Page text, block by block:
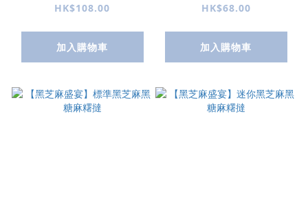
HK$108.00
加入購物車
HK$68.00
加入購物車